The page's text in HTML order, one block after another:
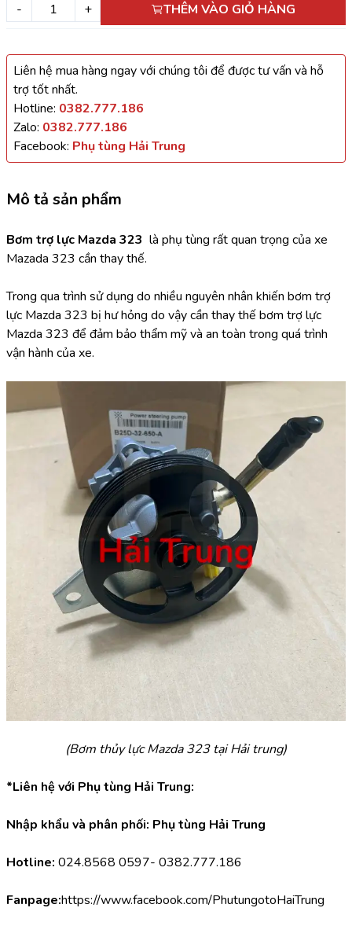
- + THÊM VÀO GIỎ HÀNG
Liên hệ mua hàng ngay với chúng tôi để được tư vấn và hỗ
trợ tốt nhất.
Hotline: 0382.777.186
Zalo: 0382.777.186
Facebook: Phụ tùng Hải Trung
Mô tả sản phẩm
Bơm trợ lực Mazda 323 là phụ tùng rất quan trọng của xe
Mazada 323 cần thay thế.
Trong qua trình sử dụng do nhiều nguyên nhân khiến bơm trợ
lực Mazda 323 bị hư hỏng do vậy cần thay thế bơm trợ lực
Mazda 323 để đảm bảo thẩm mỹ và an toàn trong quá trình
vận hành của xe.
(Bơm thủy lực Mazda 323 tại Hải trung)
*Liên hệ với Phụ tùng Hải Trung:
Nhập khẩu và phân phối: Phụ tùng Hải Trung
Hotline: 024.8568 0597- 0382.777.186
Fanpage:https://www.facebook.com/PhutungotoHaiTrung